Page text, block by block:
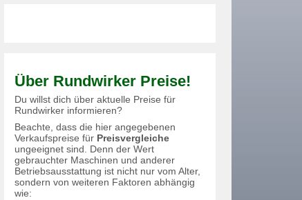
Über Rundwirker Preise!
Du willst dich über aktuelle Preise für
Rundwirker informieren?
Beachte, dass die hier angegebenen
Verkaufspreise für Preisvergleiche
ungeeignet sind. Denn der Wert
gebrauchter Maschinen und anderer
Betriebsausstattung ist nicht nur vom Alter,
sondern von weiteren Faktoren abhängig
wie: